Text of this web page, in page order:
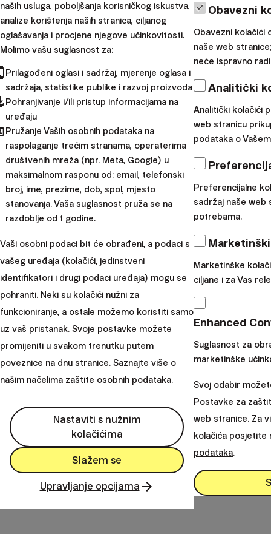
3. Uštedite na naknadama
4. Pasivno ulaganje u tržište
5. Investirajte dugoročno i strpljivo
naših usluga, poboljšanja korisničkog iskustva,
analize korištenja naših stranica, ciljanog
oglašavanja i procjene njegove učinkovitosti.
Molimo vašu suglasnost za:
Prilagođeni oglasi i sadržaj, mjerenje oglasa i
sadržaja, statistike publike i razvoj proizvoda
Pohranjivanje i/ili pristup informacijama na
uređaju
Pružanje Vaših osobnih podataka na
raspolaganje trećim stranama, operaterima
društvenih mreža (npr. Meta, Google) u
maksimalnom rasponu od: email, telefonski
broj, ime, prezime, dob, spol, mjesto
stanovanja. Vaša suglasnost pruža se na
razdoblje od 1 godine.
Vaši osobni podaci bit će obrađeni, a podaci s
vašeg uređaja (kolačići, jedinstveni
identifikatori i drugi podaci uređaja) mogu se
pohraniti. Neki su kolačići nužni za
funkcioniranje, a ostale možemo koristiti samo
uz vaš pristanak. Svoje postavke možete
promijeniti u svakom trenutku putem
poveznice na dnu stranice. Saznajte više o
našim načelima zaštite osobnih podataka.
Nastaviti s nužnim
kolačićima
Slažem se
Upravljanje opcijama
Obavezni
Obavezni kolačići
naše web
neće ispravno
Analitički
Analitički kolačići
web stranicu
podataka o
Preferencijalne
sadržaj naše web
potrebama.
Marketinške
ciljane i za Vas
Enhanced
Suglasnost za
marketinške
Svoj odabir
Postavke za
web stranice. Za
kolačića posjetite
podataka.